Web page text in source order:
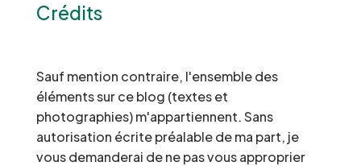
Crédits
Sauf mention contraire, l'ensemble des
éléments sur ce blog (textes et
photographies) m'appartiennent. Sans
autorisation écrite préalable de ma part, je
vous demanderai de ne pas vous approprier